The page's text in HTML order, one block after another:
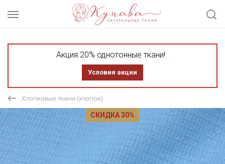
Акция 20% однотонные ткани!
Условия акции
Хлопковые ткани (хлопок)
СКИДКА 30%